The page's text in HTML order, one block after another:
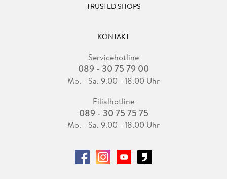
TRUSTED SHOPS
KONTAKT
Servicehotline
089 - 30 75 79 00
Mo. - Sa. 9.00 - 18.00 Uhr
Filialhotline
089 - 30 75 75 75
Mo. - Sa. 9.00 - 18.00 Uhr